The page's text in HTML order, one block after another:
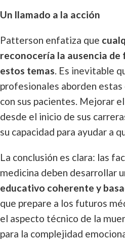
Un llamado a la acción
Patterson enfatiza que
reconocería la ausencia de
estos temas. Es inevitable
profesionales aborden estas
con sus pacientes. Mejorar
desde el inicio de sus
su capacidad para ayudar a
La conclusión es clara: las
medicina deben desarrollar
educativo coherente y
que prepare a los futuros
el aspecto técnico de la
para la complejidad